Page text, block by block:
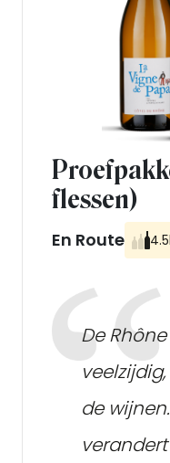
flessen)
En Route 4.5l
De
de